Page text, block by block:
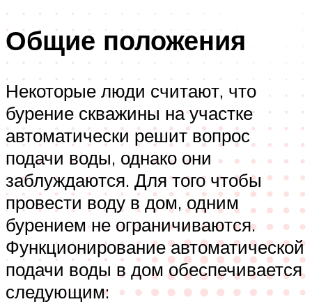
Общие положения
Некоторые люди считают, что
бурение скважины на участке
автоматически решит вопрос
подачи воды, однако они
заблуждаются. Для того чтобы
провести воду в дом, одним
бурением не ограничиваются.
Функционирование автоматической
подачи воды в дом обеспечивается
следующим: